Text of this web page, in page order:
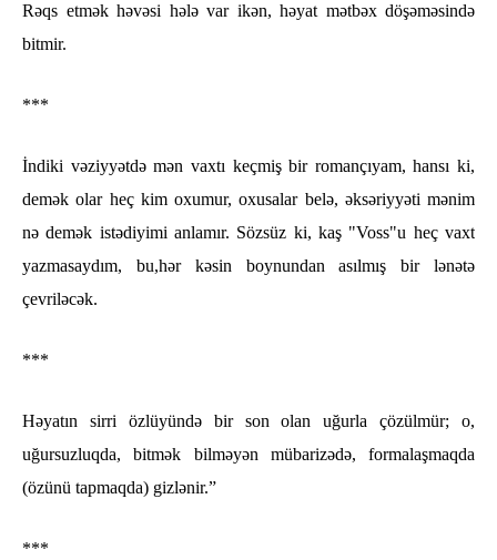
Rəqs etmək həvəsi hələ var ikən, həyat mətbəx döşəməsində
bitmir.
***
İndiki vəziyyətdə mən vaxtı keçmiş bir romançıyam, hansı ki,
demək olar heç kim oxumur, oxusalar belə, əksəriyyəti mənim
nə demək istədiyimi anlamır. Sözsüz ki, kaş "Voss"u heç vaxt
yazmasaydım, bu,hər kəsin boynundan asılmış bir lənətə
çevriləcək.
***
Həyatın sirri özlüyündə bir son olan uğurla çözülmür; o,
uğursuzluqda, bitmək bilməyən mübarizədə, formalaşmaqda
(özünü tapmaqda) gizlənir.”
***